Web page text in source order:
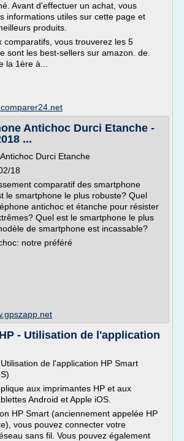
Avant d'effectuer un achat, vous
informations utiles sur cette page et
produits.
comparatifs, vous trouverez les 5
sont les best-sellers sur amazon. de.
la 1ère à...
Antichoc Durci Etanche -
...
Durci Etanche
18
comparatif des smartphone
le smartphone le plus robuste? Quel
antichoc et étanche pour résister
Quel est le smartphone le plus
de smartphone est incassable?
notre préféré
- Utilisation de l'application
de l'application HP Smart
aux imprimantes HP et aux
Android et Apple iOS.
HP Smart (anciennement appelée HP
vous pouvez connecter votre
sans fil. Vous pouvez également